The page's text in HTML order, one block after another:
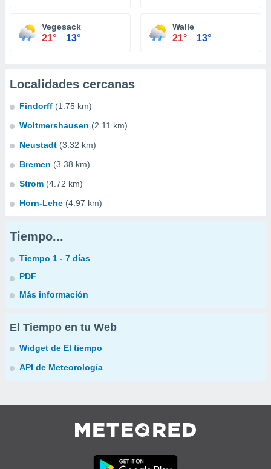
Vegesack
21° 13°
Walle
21° 13°
Localidades cercanas
Findorff (1.75 km)
Woltmershausen (2.11 km)
Neustadt (3.32 km)
Bremen (3.38 km)
Strom (4.72 km)
Horn-Lehe (4.97 km)
Tiempo...
Tiempo 1 - 7 días
PDF
Más información
El Tiempo en tu Web
Widget de El tiempo
API de Meteorología